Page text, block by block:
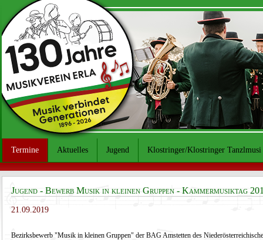
Termine Aktuelles Jugend Klostringer/Klostringer Tanzlmusi
Jugend - Bewerb Musik in kleinen Gruppen - Kammermusiktag
21.09.2019
Bezirksbewerb "Musik in kleinen Gruppen" der BAG Amstetten des